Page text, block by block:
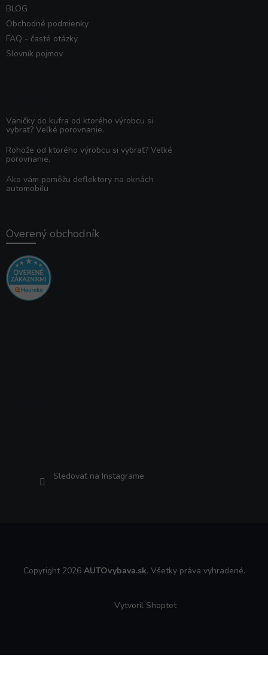
BLOG
Obchodné podmienky
FAQ - časté otázky
Slovník pojmov
Vaničky do kufra od ktorého výrobcu si
vybrať? Veľké porovnanie.
Rohože od ktorého výrobcu si vybrať? Veľké
porovnanie.
Ako vám pomôžu deflektory na oknách
automobilu
Overený obchodník
Sledovať na Instagrame
Copyright 2026 AUTOvybava.sk. Všetky práva vyhradené.
Vytvoril Shoptet